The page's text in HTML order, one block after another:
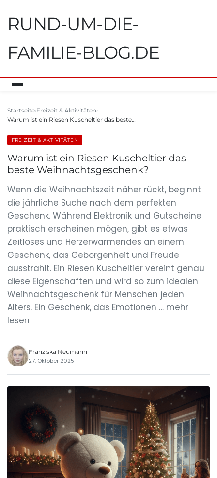
RUND-UM-DIE-
FAMILIE-BLOG.DE
Startseite Freizeit & Aktivitäten
Warum ist ein Riesen Kuscheltier das beste…
FREIZEIT & AKTIVITÄTEN
Warum ist ein Riesen Kuscheltier das
beste Weihnachtsgeschenk?
Wenn die Weihnachtszeit näher rückt, beginnt
die jährliche Suche nach dem perfekten
Geschenk. Während Elektronik und Gutscheine
praktisch erscheinen mögen, gibt es etwas
Zeitloses und Herzerwärmendes an einem
Geschenk, das Geborgenheit und Freude
ausstrahlt. Ein Riesen Kuscheltier vereint genau
diese Eigenschaften und wird so zum idealen
Weihnachtsgeschenk für Menschen jeden
Alters. Ein Geschenk, das Emotionen … mehr
lesen
Franziska Neumann
27. Oktober 2025